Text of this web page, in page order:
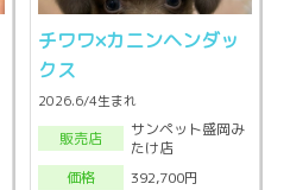
チワワ×カニンヘンダッ
クス
2026.6/4生まれ
販売店
サンペット盛岡み
たけ店
価格
392,700円